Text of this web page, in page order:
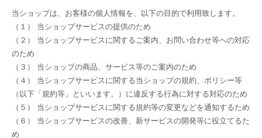
当ショップは、お客様の個人情報を、以下の目的で利用致します。
（１） 当ショップサービスの提供のため
（２） 当ショップサービスに関するご案内、お問い合わせ等への対応
のため
（３） 当ショップの商品、サービス等のご案内のため
（４） 当ショップサービスに関する当ショップの規約、ポリシー等
（以下「規約等」といいます。）に違反する行為に対する対応のため
（５） 当ショップサービスに関する規約等の変更などを通知するため
（６） 当ショップサービスの改善、新サービスの開発等に役立てるた
め